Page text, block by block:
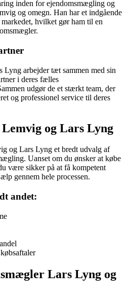
inden for ejendomsmægling og
og omegn. Han har et indgående
hvilket gør ham til en
Lyng arbejder tæt sammen med sin
i deres fælles
udgør de et stærkt team, der
og professionel service til deres
Lemvig og Lars Lyng
og Lars Lyng et bredt udvalg af
Uanset om du ønsker at købe
være sikker på at få kompetent
gennem hele processen.
andet:
Lars Lyng og